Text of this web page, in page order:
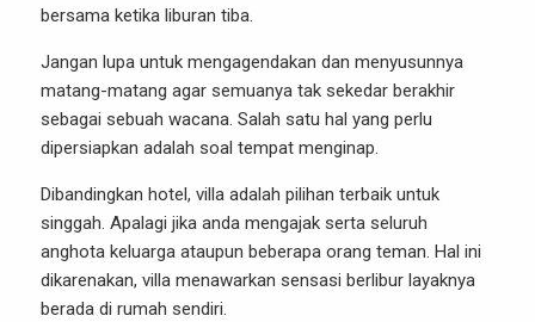
bersama ketika liburan tiba.
Jangan lupa untuk mengagendakan dan menyusunnya
matang-matang agar semuanya tak sekedar berakhir
sebagai sebuah wacana. Salah satu hal yang perlu
dipersiapkan adalah soal tempat menginap.
Dibandingkan hotel, villa adalah pilihan terbaik untuk
singgah. Apalagi jika anda mengajak serta seluruh
anghota keluarga ataupun beberapa orang teman. Hal ini
dikarenakan, villa menawarkan sensasi berlibur layaknya
berada di rumah sendiri.